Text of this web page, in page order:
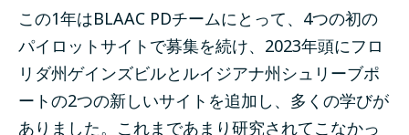
この1年はBLAAC PDチームにとって、4つの初の
パイロットサイトで募集を続け、2023年頭にフロ
リダ州ゲインズビルとルイジアナ州シュリーブポ
ートの2つの新しいサイトを追加し、多くの学びが
ありました。これまであまり研究されてこなかっ